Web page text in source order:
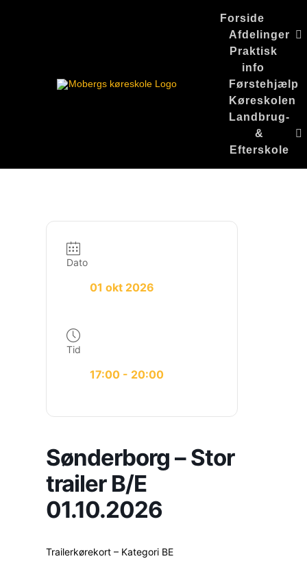
Forside
Afdelinger
Praktisk
info
Førstehjælp
Køreskolen
Landbrug-
&
Efterskole
Dato
01 okt 2026
Tid
17:00 - 20:00
Sønderborg – Stor
trailer B/E
01.10.2026
Trailerkørekort – Kategori BE